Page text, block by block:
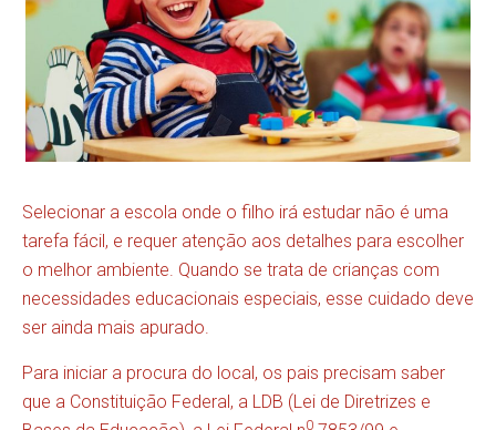
Selecionar a escola onde o filho irá estudar não é uma
tarefa fácil, e requer atenção aos detalhes para escolher
o melhor ambiente. Quando se trata de crianças com
necessidades educacionais especiais, esse cuidado deve
ser ainda mais apurado.
Para iniciar a procura do local, os pais precisam saber
que a Constituição Federal, a LDB (Lei de Diretrizes e
0